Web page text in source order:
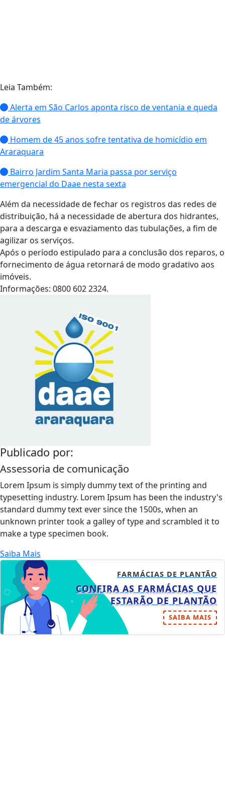
Leia Também:
Alerta em São Carlos aponta risco de ventania e queda
de árvores
Homem de 45 anos sofre tentativa de homicídio em
Araraquara
Bairro Jardim Santa Maria passa por serviço
emergencial do Daae nesta sexta
Além da necessidade de fechar os registros das redes de
distribuição, há a necessidade de abertura dos hidrantes,
para a descarga e esvaziamento das tubulações, a fim de
agilizar os serviços.
Após o período estipulado para a conclusão dos reparos, o
fornecimento de água retornará de modo gradativo aos
imóveis.
Informações: 0800 602 2324.
Publicado por:
Assessoria de comunicação
Lorem Ipsum is simply dummy text of the printing and
typesetting industry. Lorem Ipsum has been the industry's
standard dummy text ever since the 1500s, when an
unknown printer took a galley of type and scrambled it to
make a type specimen book.
Saiba Mais
FARMÁCIAS DE PLANTÃO
CONFIRA AS FARMÁCIAS QUE
ESTARÃO DE PLANTÃO
SAIBA MAIS